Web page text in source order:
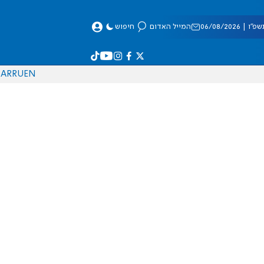
08/2026 המייל האדום חיפוש
EN
RU
AR